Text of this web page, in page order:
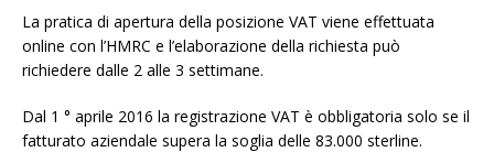
La pratica di apertura della posizione VAT viene effettuata
online con l’HMRC e l’elaborazione della richiesta può
richiedere dalle 2 alle 3 settimane.
Dal 1 ° aprile 2016 la registrazione VAT è obbligatoria solo se il
fatturato aziendale supera la soglia delle 83.000 sterline.